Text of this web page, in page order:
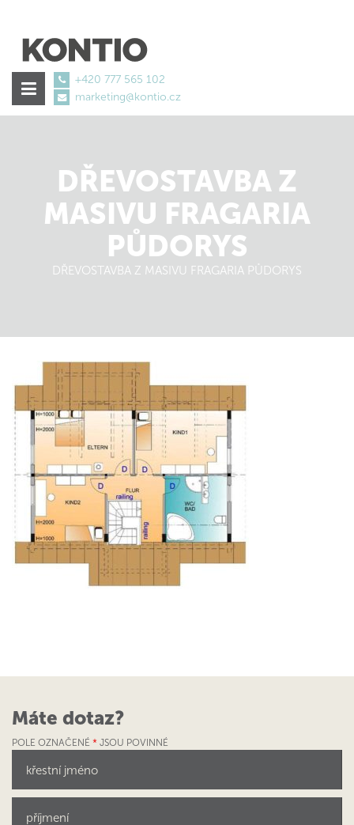
+420 777 565 102
marketing@kontio.cz
DŘEVOSTAVBA Z
MASIVU FRAGARIA
PŮDORYS
DŘEVOSTAVBA Z MASIVU FRAGARIA PŮDORYS
Máte dotaz?
POLE OZNAČENÉ * JSOU POVINNÉ